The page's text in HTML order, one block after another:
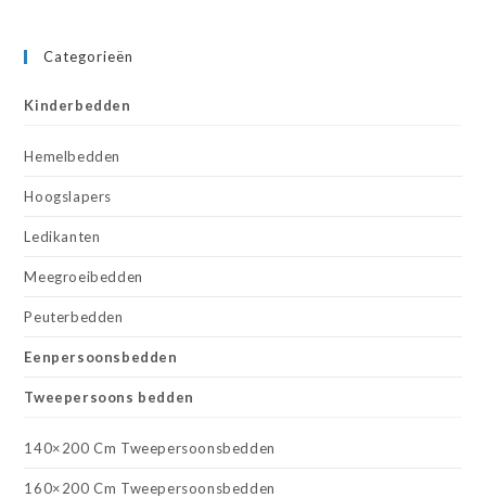
Categorieën
Kinderbedden
Hemelbedden
Hoogslapers
Ledikanten
Meegroeibedden
Peuterbedden
Eenpersoonsbedden
Tweepersoons bedden
140×200 Cm Tweepersoonsbedden
160×200 Cm Tweepersoonsbedden